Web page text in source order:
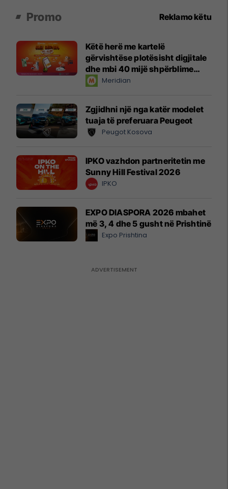
Promo Reklamo këtu
Këtë herë me kartelë
gërvishtëse plotësisht digjitale
dhe mbi 40 mijë shpërblime
instant!Meridian
Zgjidhni një nga katër modelet
tuaja të preferuara Peugeot
Peugot Kosova
IPKO vazhdon partneritetin me
Sunny Hill Festival 2026
IPKO
EXPO DIASPORA 2026 mbahet
më 3, 4 dhe 5 gusht në Prishtinë
Expo Prishtina